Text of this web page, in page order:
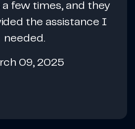
few times, and they
the assistance I
needed.
09, 2025